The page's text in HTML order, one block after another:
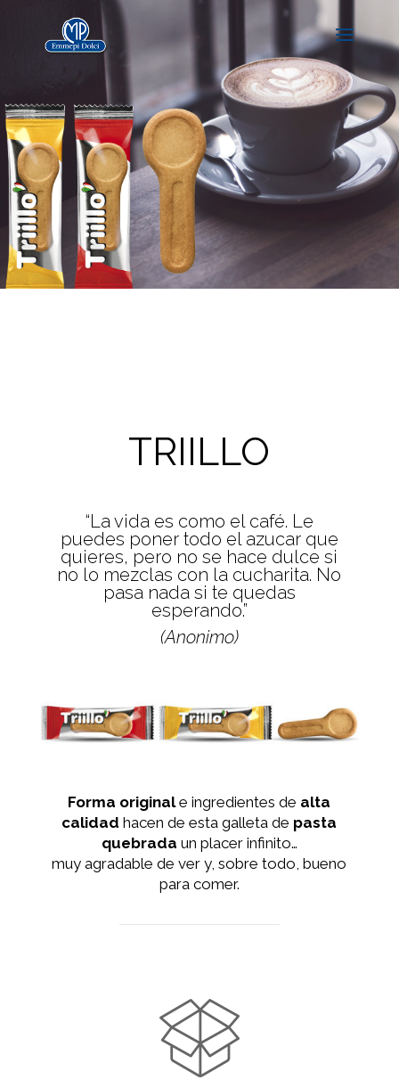
TRIILLO
“La vida es como el café. Le
puedes poner todo el azucar que
quieres, pero no se hace dulce si
no lo mezclas con la cucharita. No
pasa nada si te quedas
esperando.”
(Anonimo)
Forma originale ingredientes de alta
calidad hacen de esta galleta de pasta
quebrada un placer infinito…
muy agradable de ver y, sobre todo, bueno
para comer.